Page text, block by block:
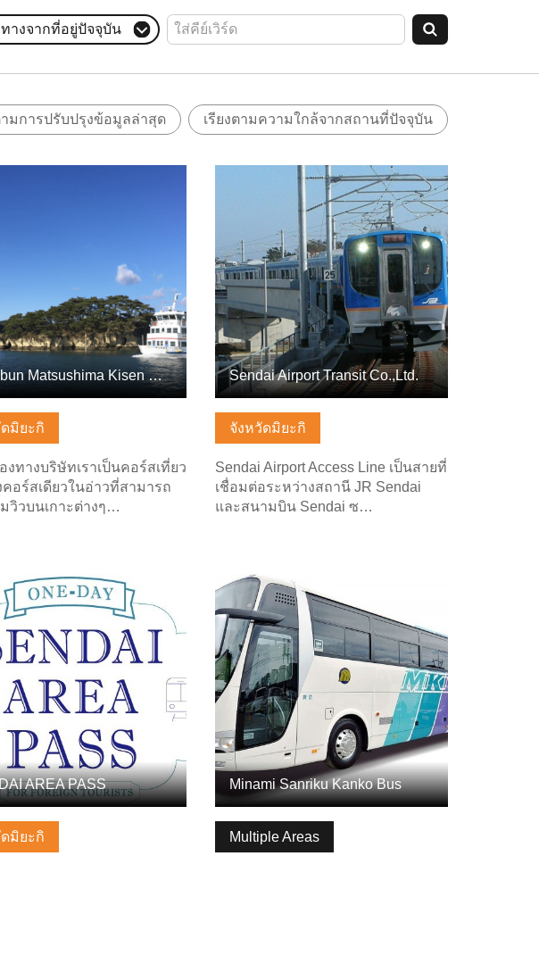
ทางจากที่อยู่ปัจจุบัน
ามการปรับปรุงข้อมูลล่าสุด เรียงตามความใกล้จากสถานที่ปัจจุบัน
มิยะกิ
งทางบริษัทเราเป็นคอร์สเที่ยว
คอร์สเดียวในอ่าวที่สามารถ
วิวบนเกาะต่างๆ…
Marubun Matsushima Kisen Co., Ltd.
จังหวัดมิยะกิ
Sendai Airport Access Line เป็นสายที่
เชื่อมต่อระหว่างสถานี JR Sendai
และสนามบิน Sendai ซ…
ดูข้อมูลพื้นฐาน
Sendai Airport Transit Co.,Ltd.
มิยะกิ
พื้นฐาน
AREA PASS
Multiple Areas
ดูข้อมูลพื้นฐาน
Minami Sanriku Kanko Bus